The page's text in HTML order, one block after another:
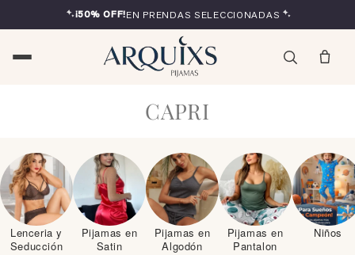
contenido
¡50% OFF!EN PRENDAS SELECCIONADAS
C
e
c
c
CAPRI
Lenceria y
Seducción
Pijamas en
Satin
Pijamas en
Algodón
Pijamas en
Pantalon
Niños